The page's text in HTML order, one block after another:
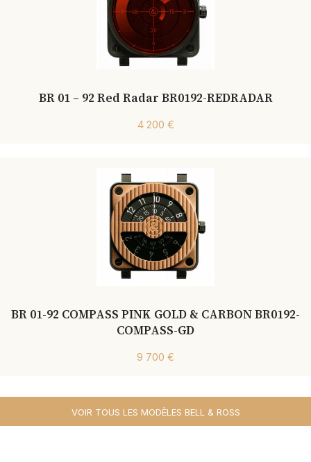
BR 01 – 92 Red Radar BR0192-REDRADAR
4 200 €
BR 01-92 COMPASS PINK GOLD & CARBON BR0192-
COMPASS-GD
9 700 €
VOIR TOUS LES MODÈLES BELL & ROSS